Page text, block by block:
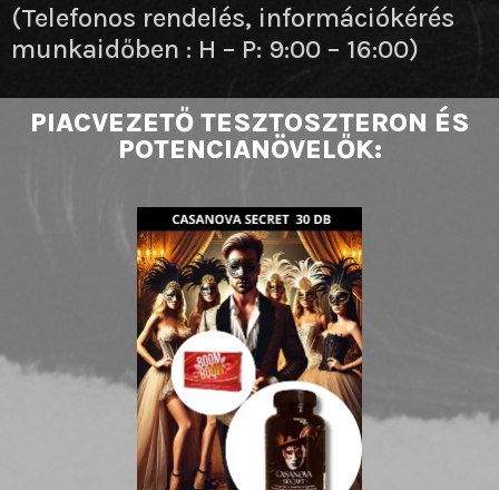
PIACVEZETŐ TESZTOSZTERON ÉS
POTENCIANÖVELŐK:
(Telefonos rendelés, információkérés
munkaidőben : H – P: 9:00 – 16:00)